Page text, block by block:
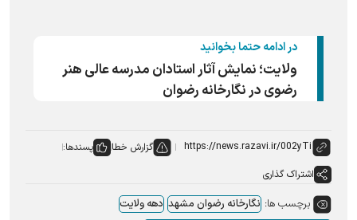
در ادامه حتما بخوانید
ولایت؛ نمایش آثار استادان مدرسه عالی هنر
رضوی در نگارخانه رضوان
گزارش خطا
پسندها:
اشتراک گذاری
برچسب ها: نگارخانه رضوان مشهد دهه ولایت